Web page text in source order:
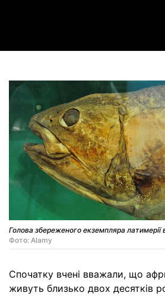
Голова збереженого екземпляра латимерії
Фото: Alamy
Спочатку вчені вважали, що
живуть близько двох десятків